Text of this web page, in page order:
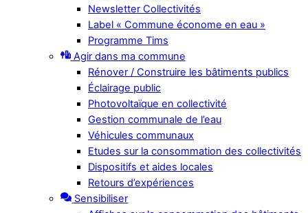
Newsletter Collectivités
Label « Commune économe en eau »
Programme Tims
Agir dans ma commune
Rénover / Construire les bâtiments publics
Éclairage public
Photovoltaïque en collectivité
Gestion communale de l’eau
Véhicules communaux
Etudes sur la consommation des collectivités
Dispositifs et aides locales
Retours d’expériences
Sensibiliser